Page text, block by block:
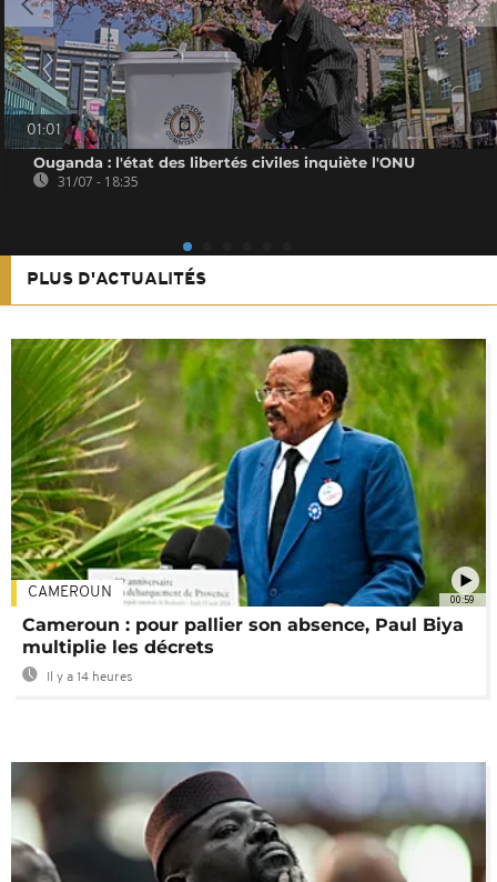
01:01
Ouganda : l'état des libertés civiles inquiète l'ONU
31/07 - 18:35
PLUS D'ACTUALITÉS
00:59
CAMEROUN
Cameroun : pour pallier son absence, Paul Biya
multiplie les décrets
Il y a 14 heures